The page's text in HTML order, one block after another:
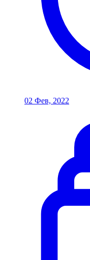
02 Фев, 2022